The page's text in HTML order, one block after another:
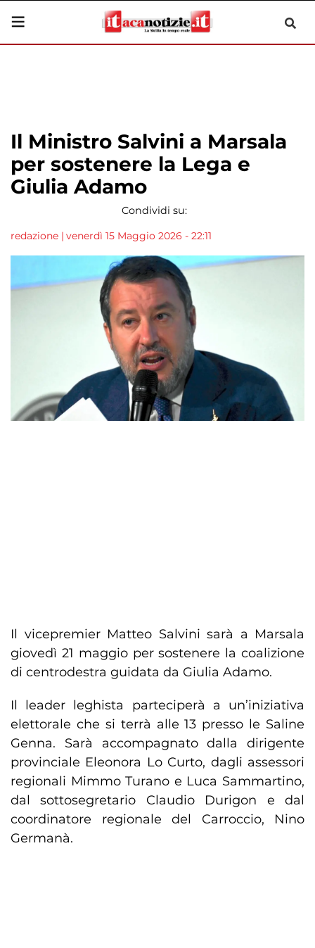
Il Ministro Salvini a Marsala
per sostenere la Lega e
Giulia Adamo
Condividi su:
redazione | venerdì 15 Maggio 2026 - 22:11
Il vicepremier Matteo Salvini sarà a Marsala
giovedì 21 maggio per sostenere la coalizione
di centrodestra guidata da Giulia Adamo.
Il leader leghista parteciperà a un’iniziativa
elettorale che si terrà alle 13 presso le Saline
Genna. Sarà accompagnato dalla dirigente
provinciale Eleonora Lo Curto, dagli assessori
regionali Mimmo Turano e Luca Sammartino,
dal sottosegretario Claudio Durigon e dal
coordinatore regionale del Carroccio, Nino
Germanà.